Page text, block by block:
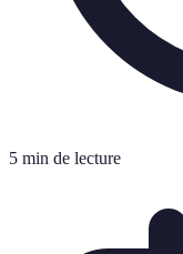
5 min de lecture